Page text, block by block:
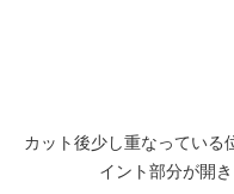
カット後少し重なっている
イント部分が開